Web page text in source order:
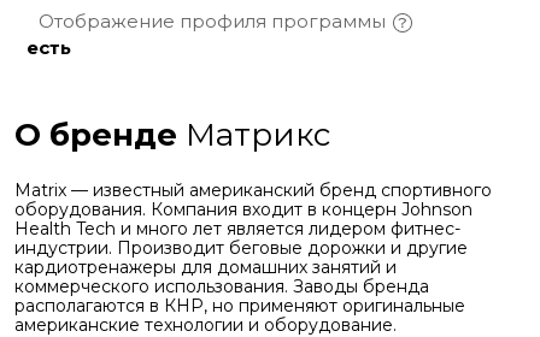
Отображение профиля программы
есть
О бренде Матрикс
Matrix — известный американский бренд спортивного
оборудования. Компания входит в концерн Johnson
Health Tech и много лет является лидером фитнес-
индустрии. Производит беговые дорожки и другие
кардиотренажеры для домашних занятий и
коммерческого использования. Заводы бренда
располагаются в КНР, но применяют оригинальные
американские технологии и оборудование.